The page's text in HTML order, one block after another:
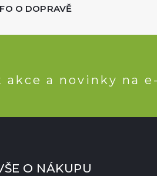
O DOPRAVĚ
a novinky na
O NÁKUPU